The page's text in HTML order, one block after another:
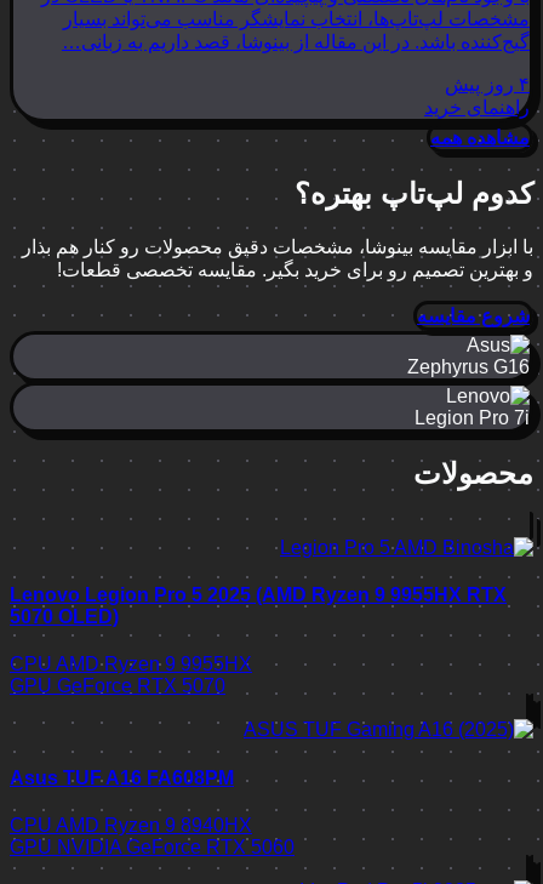
مشخصات لپ‌تاپ‌ها، انتخاب نمایشگر مناسب می‌تواند بسیار
گیج‌کننده باشد. در این مقاله از بینوشا، قصد داریم به زبانی…
۴ روز پیش
راهنمای خرید
مشاهده همه
کدوم لپ‌تاپ بهتره؟
با ابزار مقایسه بینوشا، مشخصات دقیق محصولات رو کنار هم بذار
و بهترین تصمیم رو برای خرید بگیر. مقایسه تخصصی قطعات!
شروع مقایسه
Zephyrus G16
Legion Pro 7i
محصولات
Lenovo Legion Pro 5 2025 (AMD Ryzen 9 9955HX RTX
5070 OLED)
CPU AMD Ryzen 9 9955HX
GPU GeForce RTX 5070
Asus TUF A16 FA608PM
CPU AMD Ryzen 9 8940HX
GPU NVIDIA GeForce RTX 5060